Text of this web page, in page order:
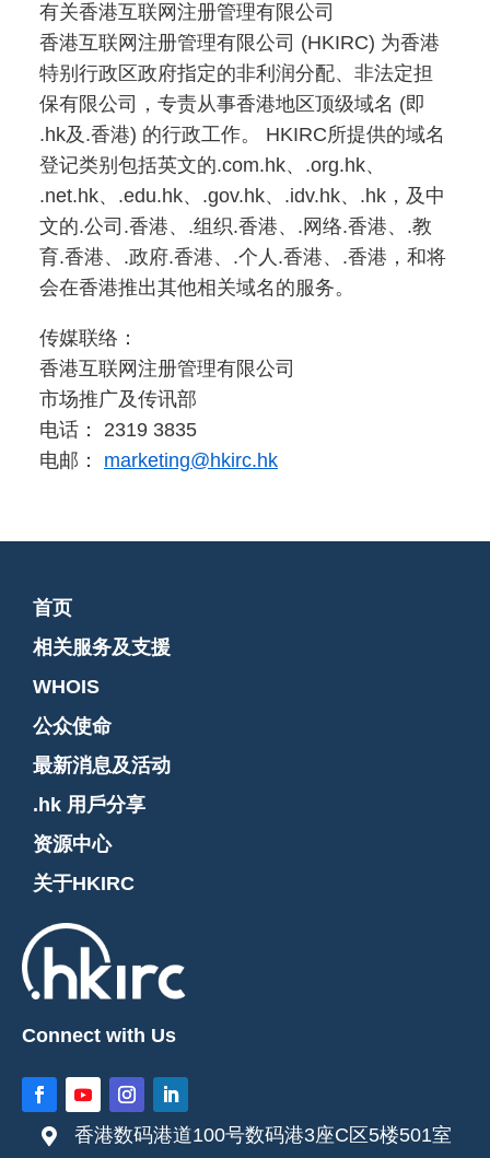
有关香港互联网注册管理有限公司
香港互联网注册管理有限公司 (HKIRC) 为香港
特别行政区政府指定的非利润分配、非法定担
保有限公司，专责从事香港地区顶级域名 (即
.hk及.香港) 的行政工作。 HKIRC所提供的域名
登记类别包括英文的.com.hk、.org.hk、
.net.hk、.edu.hk、.gov.hk、.idv.hk、.hk，及中
文的.公司.香港、.组织.香港、.网络.香港、.教
育.香港、.政府.香港、.个人.香港、.香港，和将
会在香港推出其他相关域名的服务。
传媒联络：
香港互联网注册管理有限公司
市场推广及传讯部
电话： 2319 3835
电邮： marketing@hkirc.hk
首页
相关服务及支援
WHOIS
公众使命
最新消息及活动
.hk 用戶分享
资源中心
关于HKIRC
Connect with Us
 香港数码港道100号数码港3座C区5楼501室